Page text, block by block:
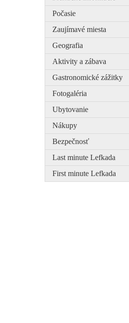
Počasie
Zaujímavé miesta
Geografia
Aktivity a zábava
Gastronomické zážitky
Fotogaléria
Ubytovanie
Nákupy
Bezpečnosť
Last minute Lefkada
First minute Lefkada